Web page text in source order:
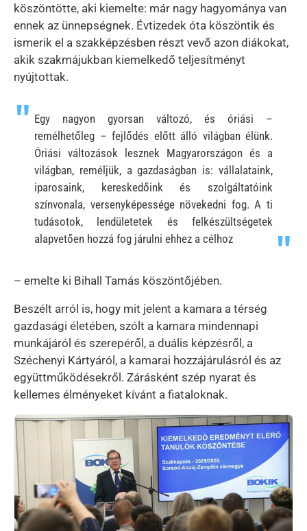
köszöntötte, aki kiemelte: már nagy hagyománya van
ennek az ünnepségnek. Évtizedek óta köszöntik és
ismerik el a szakképzésben részt vevő azon diákokat,
akik szakmájukban kiemelkedő teljesítményt
nyújtottak.
Egy nagyon gyorsan változó, és óriási –
remélhetőleg – fejlődés előtt álló világban élünk.
Óriási változások lesznek Magyarországon és a
világban, reméljük, a gazdaságban is: vállalataink,
iparosaink, kereskedőink és szolgáltatóink
színvonala, versenyképessége növekedni fog. A ti
tudásotok, lendületetek és felkészültségetek
alapvetően hozzá fog járulni ehhez a célhoz
– emelte ki Bihall Tamás köszöntőjében.
Beszélt arról is, hogy mit jelent a kamara a térség
gazdasági életében, szólt a kamara mindennapi
munkájáról és szerepéről, a duális képzésről, a
Széchenyi Kártyáról, a kamarai hozzájárulásról és az
együttműködésekről. Zárásként szép nyarat és
kellemes élményeket kívánt a fiataloknak.
Kép